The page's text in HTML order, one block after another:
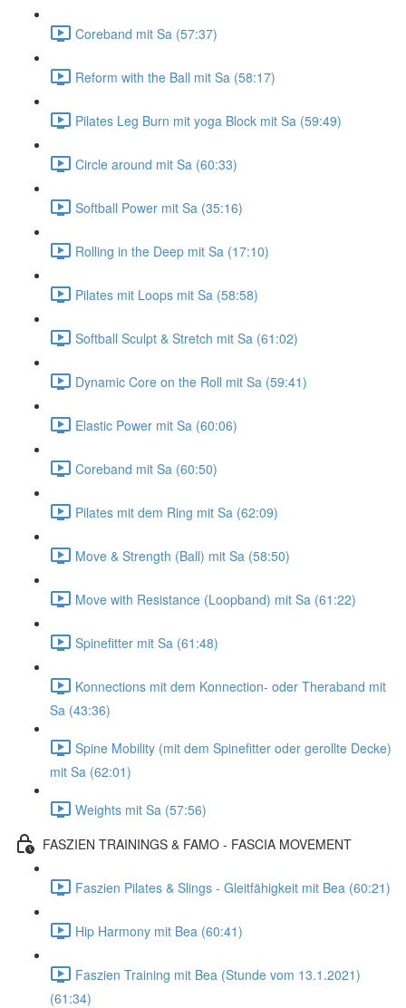
Coreband mit Sa (57:37)
Reform with the Ball mit Sa (58:17)
Pilates Leg Burn mit yoga Block mit Sa (59:49)
Circle around mit Sa (60:33)
Softball Power mit Sa (35:16)
Rolling in the Deep mit Sa (17:10)
Pilates mit Loops mit Sa (58:58)
Softball Sculpt & Stretch mit Sa (61:02)
Dynamic Core on the Roll mit Sa (59:41)
Elastic Power mit Sa (60:06)
Coreband mit Sa (60:50)
Pilates mit dem Ring mit Sa (62:09)
Move & Strength (Ball) mit Sa (58:50)
Move with Resistance (Loopband) mit Sa (61:22)
Spinefitter mit Sa (61:48)
Konnections mit dem Konnection- oder Theraband mit
Sa (43:36)
Spine Mobility (mit dem Spinefitter oder gerollte Decke)
mit Sa (62:01)
Weights mit Sa (57:56)
FASZIEN TRAININGS & FAMO - FASCIA MOVEMENT
Faszien Pilates & Slings - Gleitfähigkeit mit Bea (60:21)
Hip Harmony mit Bea (60:41)
Faszien Training mit Bea (Stunde vom 13.1.2021)
(61:34)